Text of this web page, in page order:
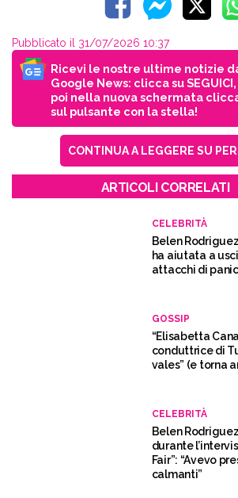
Pubblicato il 31/07/2026 10:37
Ricevi le nostre ultime notizie
Google News: clicca su SEGUICI,
poi nella nuova schermata
sul pulsante con la stella!
CONTINUA A LEGGERE SU
ARTICOLI CORRELATI
CELEBRITÀ
Belen
ha aiutata a
attacchi di
GOSSIP
“Elisabetta
conduttrice di
vales” (e torna
CELEBRITÀ
Belen
durante
Fair”: “Avevo
calmanti”